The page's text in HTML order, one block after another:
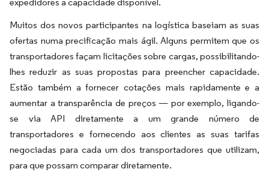
Muitos dos novos participantes na logística baseiam as suas
ofertas numa precificação mais ágil. Alguns permitem que os
transportadores façam licitações sobre cargas, possibilitando-
lhes reduzir as suas propostas para preencher capacidade.
Estão também a fornecer cotações mais rapidamente e a
aumentar a transparência de preços — por exemplo, ligando-
se via API diretamente a um grande número de
transportadores e fornecendo aos clientes as suas tarifas
negociadas para cada um dos transportadores que utilizam,
para que possam comparar diretamente.